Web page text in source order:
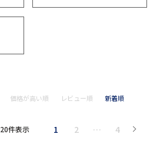
価格が高い順 レビュー順 新着順
20件表示 1 2 … 4